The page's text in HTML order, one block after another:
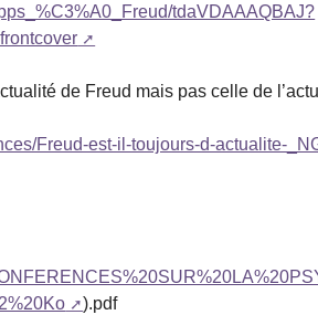
tdaVDAAAQBAJ?
de Freud mais pas celle de
Freud-est-il-toujours-d-actualite-
).pdf